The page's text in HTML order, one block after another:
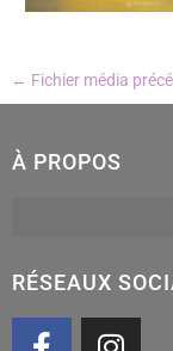
← Fichier média
À PROPOS
RÉSEAUX
F
I